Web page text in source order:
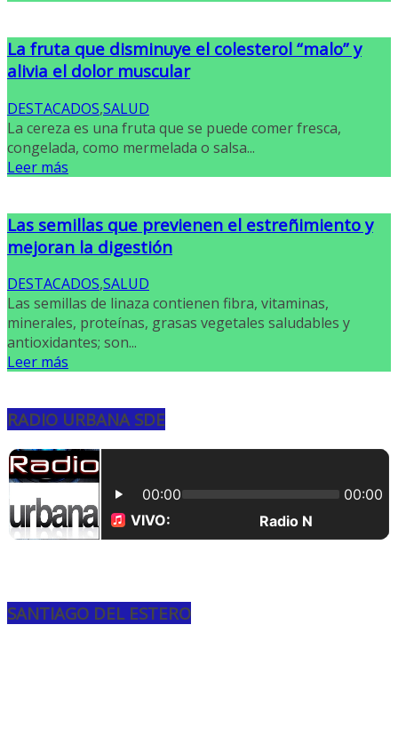
La fruta que disminuye el colesterol “malo” y
alivia el dolor muscular
DESTACADOS,SALUD
La cereza es una fruta que se puede comer fresca,
congelada, como mermelada o salsa...
Leer más
Las semillas que previenen el estreñimiento y
mejoran la digestión
DESTACADOS,SALUD
Las semillas de linaza contienen fibra, vitaminas,
minerales, proteínas, grasas vegetales saludables y
antioxidantes; son...
Leer más
RADIO URBANA SDE
SANTIAGO DEL ESTERO